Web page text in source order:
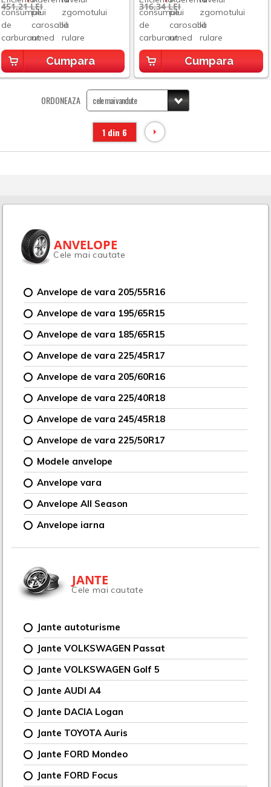
451,21 LEI
Cumpara
316,34 LEI
Cumpara
ORDONEAZA
1 din 6
ANVELOPE
Cele mai cautate
Anvelope de vara 205/55R16
Anvelope de vara 195/65R15
Anvelope de vara 185/65R15
Anvelope de vara 225/45R17
Anvelope de vara 205/60R16
Anvelope de vara 225/40R18
Anvelope de vara 245/45R18
Anvelope de vara 225/50R17
Modele anvelope
Anvelope vara
Anvelope All Season
Anvelope iarna
JANTE
Cele mai cautate
Jante autoturisme
Jante VOLKSWAGEN Passat
Jante VOLKSWAGEN Golf 5
Jante AUDI A4
Jante DACIA Logan
Jante TOYOTA Auris
Jante FORD Mondeo
Jante FORD Focus